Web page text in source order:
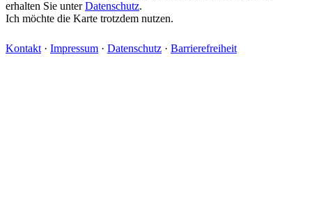
erhalten Sie unterDatenschutz.
Ich möchte die Karte trotzdem nutzen.
Kontakt · Impressum · Datenschutz · Barrierefreiheit